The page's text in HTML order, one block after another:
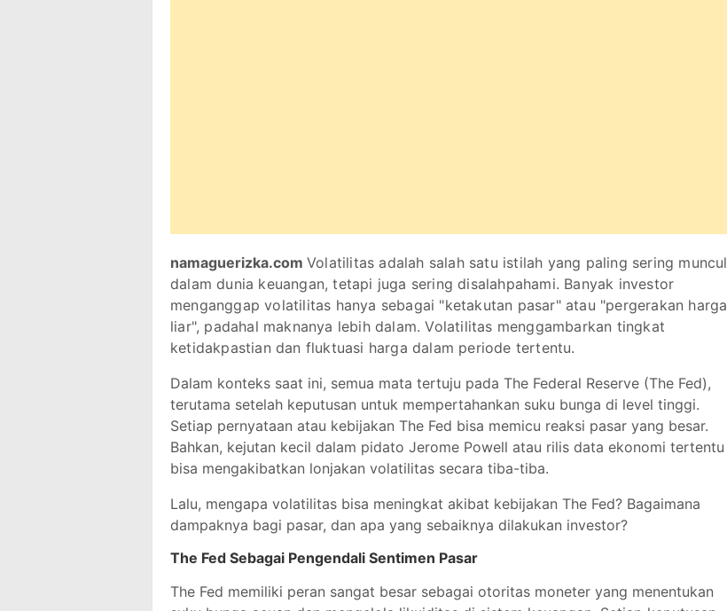
namaguerizka.com Volatilitas adalah salah satu istilah yang paling sering muncul
dalam dunia keuangan, tetapi juga sering disalahpahami. Banyak investor
menganggap volatilitas hanya sebagai "ketakutan pasar" atau "pergerakan harga
liar", padahal maknanya lebih dalam. Volatilitas menggambarkan tingkat
ketidakpastian dan fluktuasi harga dalam periode tertentu.
Dalam konteks saat ini, semua mata tertuju pada The Federal Reserve (The Fed),
terutama setelah keputusan untuk mempertahankan suku bunga di level tinggi.
Setiap pernyataan atau kebijakan The Fed bisa memicu reaksi pasar yang besar.
Bahkan, kejutan kecil dalam pidato Jerome Powell atau rilis data ekonomi tertentu
bisa mengakibatkan lonjakan volatilitas secara tiba-tiba.
Lalu, mengapa volatilitas bisa meningkat akibat kebijakan The Fed? Bagaimana
dampaknya bagi pasar, dan apa yang sebaiknya dilakukan investor?
The Fed Sebagai Pengendali Sentimen Pasar
The Fed memiliki peran sangat besar sebagai otoritas moneter yang menentukan